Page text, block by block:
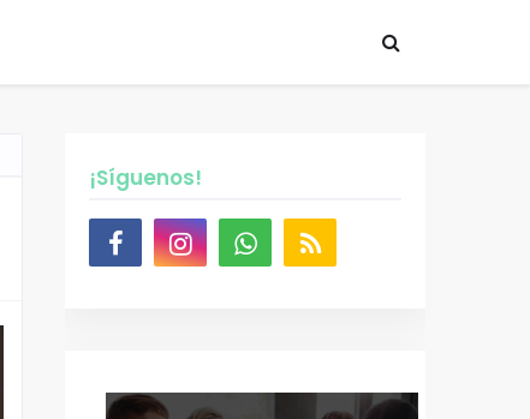
¡Síguenos!